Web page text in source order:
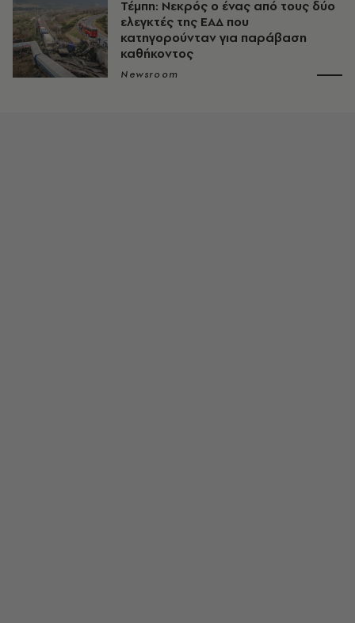
Τέμπη: Νεκρός ο ένας από τους δύο
ελεγκτές της ΕΑΔ που
κατηγορούνταν για παράβαση
καθήκοντος
Newsroom